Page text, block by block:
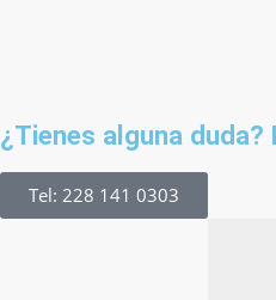
¿Tienes alguna duda?
Tel: 228 141 0303